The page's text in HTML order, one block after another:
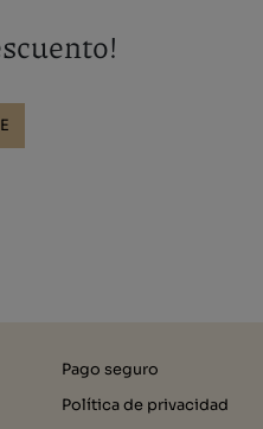
Pago seguro
Política de privacidad